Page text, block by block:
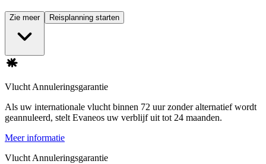
Zie meer Reisplanning starten
Vlucht Annuleringsgarantie
Als uw internationale vlucht binnen 72 uur zonder alternatief wordt
geannuleerd, stelt Evaneos uw verblijf uit tot 24 maanden.
Meer informatie
Vlucht Annuleringsgarantie